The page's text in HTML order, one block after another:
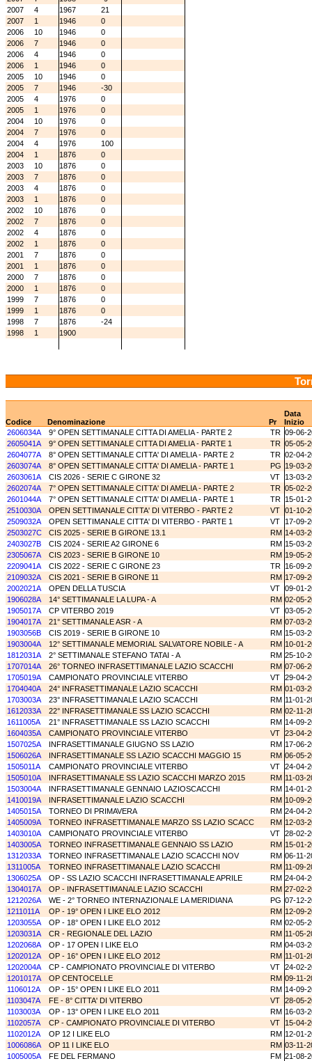
2007
4 1967
21
2007
1 1946
0
2006
10 1946
0
2006
7 1946
0
2006
4 1946
0
2006
1 1946
0
2005
10 1946
0
2005
7 1946
-30
2005
4 1976
0
2005
1 1976
0
2004
10 1976
0
2004
7 1976
0
2004
4 1976
100
2004
1 1876
0
2003
10 1876
0
2003
7 1876
0
2003
4 1876
0
2003
1 1876
0
2002
10 1876
0
2002
7 1876
0
2002
4 1876
0
2002
1 1876
0
2001
7 1876
0
2001
1 1876
0
2000
7 1876
0
2000
1 1876
0
1999
7 1876
0
1999
1 1876
0
1998
7 1876
-24
1998
1 1900
Data
Codice
Denominazione Pr
Inizio
2606034A
9° OPEN SETTIMANALE CITTA DI AMELIA - PARTE 2 TR 09-06-
2605041A
9° OPEN SETTIMANALE CITTA DI AMELIA - PARTE 1 TR 05-05-
2604077A
8° OPEN SETTIMANALE CITTA' DI AMELIA - PARTE 2 TR 02-04-
2603074A
8° OPEN SETTIMANALE CITTA' DI AMELIA - PARTE 1 PG 19-03-
2603061A
CIS 2026 - SERIE C GIRONE 32 VT
13-03-
2602074A
7° OPEN SETTIMANALE CITTA' DI AMELIA - PARTE 2 TR 05-02-
2601044A
7° OPEN SETTIMANALE CITTA' DI AMELIA - PARTE 1 TR 15-01-
2510030A
OPEN SETTIMANALE CITTA' DI VITERBO - PARTE 2 VT 01-10-
2509032A
OPEN SETTIMANALE CITTA' DI VITERBO - PARTE 1 VT
17-09-
2503027C
CIS 2025 - SERIE B GIRONE 13.1 RM 14-03-
2403027B
CIS 2024 - SERIE A2 GIRONE 6 RM 15-03-
2305067A
CIS 2023 - SERIE B GIRONE 10 RM 19-05-
2209041A
CIS 2022 - SERIE C GIRONE 23 TR 16-09-
2109032A
CIS 2021 - SERIE B GIRONE 11 RM 17-09-
2002021A
OPEN DELLA TUSCIA VT 09-01-
1906028A
14° SETTIMANALE LA LUPA - A RM 02-05-
1905017A
CP VITERBO 2019 VT 03-05-
1904017A
21° SETTIMANALE ASR - A RM 07-03-
1903056B
CIS 2019 - SERIE B GIRONE 10 RM 15-03-
1903004A
12° SETTIMANALE MEMORIAL SALVATORE NOBILE - A RM 10-01-
1812031A
2° SETTIMANALE STEFANO TATAI - A RM 25-10-
1707014A
26° TORNEO INFRASETTIMANALE LAZIO SCACCHI RM 07-06-
1705019A
CAMPIONATO PROVINCIALE VITERBO VT 29-04-
1704040A
24° INFRASETTIMANALE LAZIO SCACCHI RM 01-03-
1703003A
23° INFRASETTIMANALE LAZIO SCACCHI RM 11-01-
1612033A
22° INFRASETTIMANALE SS LAZIO SCACCHI RM 02-11-
1611005A
21° INFRASETTIMANALE SS LAZIO SCACCHI RM 14-09-
1604035A
CAMPIONATO PROVINCIALE VITERBO VT 23-04-
1507025A
INFRASETTIMANALE GIUGNO SS LAZIO RM 17-06-
1506026A
INFRASETTIMANALE SS LAZIO SCACCHI MAGGIO 15 RM 06-05-
1505011A
CAMPIONATO PROVINCIALE VITERBO VT 24-04-
1505010A
INFRASETTIMANALE SS LAZIO SCACCHI MARZO 2015 RM 11-03-
1503004A
INFRASETTIMANALE GENNAIO LAZIOSCACCHI RM 14-01-
1410019A
INFRASETTIMANALE LAZIO SCACCHI RM 10-09-
1405015A
TORNEO DI PRIMAVERA RM 24-04-
1405009A
TORNEO INFRASETTIMANALE MARZO SS LAZIO SCACC RM 12-03-
1403010A
CAMPIONATO PROVINCIALE VITERBO VT 28-02-
1403005A
TORNEO INFRASETTIMANALE GENNAIO SS LAZIO RM 15-01-
1312033A
TORNEO INFRASETTIMANALE LAZIO SCACCHI NOV RM 06-11-
1311005A
TORNEO INFRASETTIMANALE LAZIO SCACCHI RM 11-09-
1306025A
OP - SS LAZIO SCACCHI INFRASETTIMANALE APRILE RM 24-04-
1304017A
OP - INFRASETTIMANALE LAZIO SCACCHI RM 27-02-
1212026A
WE - 2° TORNEO INTERNAZIONALE LA MERIDIANA PG 07-12-
1211011A
OP - 19° OPEN I LIKE ELO 2012 RM 12-09-
1203055A
OP - 18° OPEN I LIKE ELO 2012 RM 02-05-
1203031A
CR - REGIONALE DEL LAZIO RM 11-05-
1202068A
OP - 17 OPEN I LIKE ELO RM 04-03-
1202012A
OP - 16° OPEN I LIKE ELO 2012 RM 11-01-
1202004A
CP - CAMPIONATO PROVINCIALE DI VITERBO VT 24-02-
1201017A
OP CENTOCELLE RM 09-11-
1106012A
OP - 15° OPEN I LIKE ELO 2011 RM 14-09-
1103047A
FE - 8° CITTA' DI VITERBO VT 28-05-
1103003A
OP - 13° OPEN I LIKE ELO 2011 RM 16-03-
1102057A
CP - CAMPIONATO PROVINCIALE DI VITERBO VT
15-04-
1102012A
OP 12 I LIKE ELO RM 12-01-
1006086A
OP 11 I LIKE ELO RM 03-11-
1005005A
FE DEL FERMANO FM 21-08-